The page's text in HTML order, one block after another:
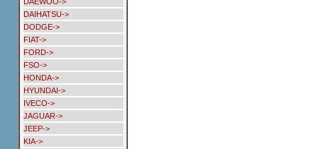
DAIHATSU->
DODGE->
FIAT->
FORD->
FSO->
HONDA->
HYUNDAI->
IVECO->
JAGUAR->
JEEP->
KIA->